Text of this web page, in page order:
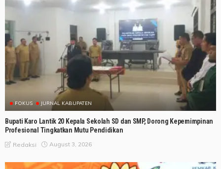
FOKUS JURNAL KABUPATEN
Bupati Karo Lantik 20 Kepala Sekolah SD dan SMP, Dorong Kepemimpinan
Profesional Tingkatkan Mutu Pendidikan
Redaksi August 3, 2026